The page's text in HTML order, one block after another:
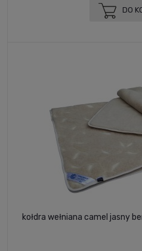
DO
kołdra wełniana camel jasny